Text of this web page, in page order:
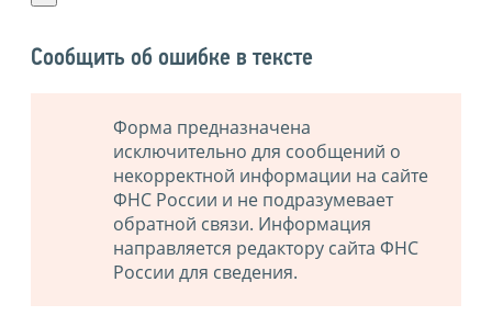
Сообщить об ошибке в тексте
Форма предназначена
исключительно для сообщений о
некорректной информации на сайте
ФНС России и не подразумевает
обратной связи. Информация
направляется редактору сайта ФНС
России для сведения.